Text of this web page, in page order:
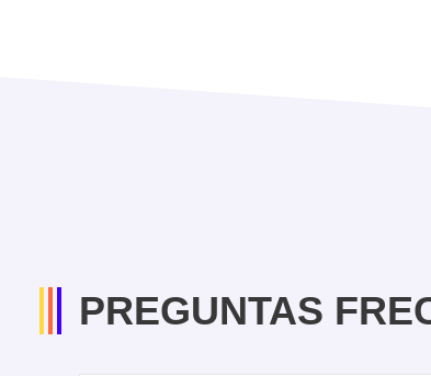
PREGUNTAS